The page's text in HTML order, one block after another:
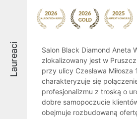
Laureaci
Salon Black Diamond Aneta
zlokalizowany jest w
przy ulicy Czesława Miłosza
charakteryzuje się
profesjonalizmu z troską o
dobre samopoczucie
obejmuje rozbudowaną